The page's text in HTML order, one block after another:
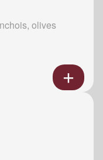
olives